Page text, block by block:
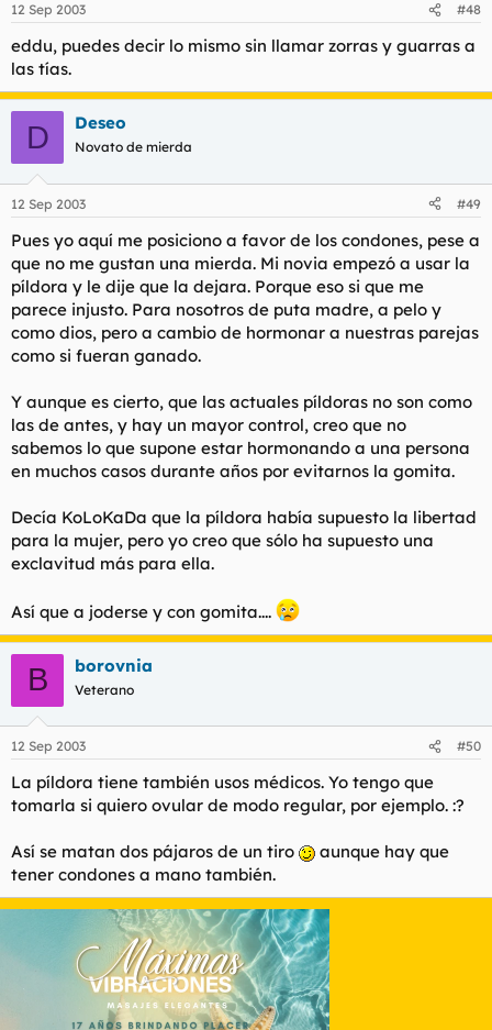
12 Sep 2003 #48
eddu, puedes decir lo mismo sin llamar zorras y guarras a
las tías.
D Deseo
Novato de mierda
12 Sep 2003 #49
Pues yo aquí me posiciono a favor de los condones, pese a
que no me gustan una mierda. Mi novia empezó a usar la
píldora y le dije que la dejara. Porque eso si que me
parece injusto. Para nosotros de puta madre, a pelo y
como dios, pero a cambio de hormonar a nuestras parejas
como si fueran ganado.
Y aunque es cierto, que las actuales píldoras no son como
las de antes, y hay un mayor control, creo que no
sabemos lo que supone estar hormonando a una persona
en muchos casos durante años por evitarnos la gomita.
Decía KoLoKaDa que la píldora había supuesto la libertad
para la mujer, pero yo creo que sólo ha supuesto una
exclavitud más para ella.
Así que a joderse y con gomita....
B borovnia
Veterano
12 Sep 2003 #50
La píldora tiene también usos médicos. Yo tengo que
tomarla si quiero ovular de modo regular, por ejemplo. :?
Así se matan dos pájaros de un tiro
aunque hay que
tener condones a mano también.